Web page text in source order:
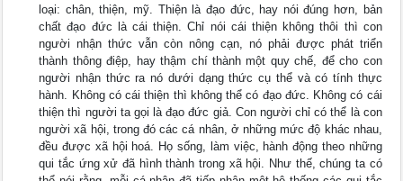
loại: chân, thiện, mỹ. Thiện là đạo đức, hay nói đúng hơn, bản
chất đạo đức là cái thiện. Chỉ nói cái thiện không thôi thì con
người nhận thức vẫn còn nông cạn, nó phải được phát triển
thành thông điệp, hay thậm chí thành một quy chế, để cho con
người nhận thức ra nó dưới dạng thức cụ thể và có tính thực
hành. Không có cái thiện thì không thể có đạo đức. Không có cái
thiện thì người ta gọi là đạo đức giả. Con người chỉ có thể là con
người xã hội, trong đó các cá nhân, ở những mức độ khác nhau,
đều được xã hội hoá. Họ sống, làm việc, hành động theo những
qui tắc ứng xử đã hình thành trong xã hội. Như thế, chúng ta có